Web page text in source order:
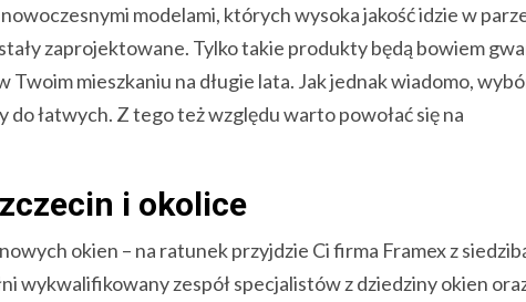
modelami, których wysoka jakość idzie w
zaprojektowane. Tylko takie produkty będą bowiem
mieszkaniu na długie lata. Jak jednak wiadomo,
łatwych. Z tego też względu warto powołać się na
i okolice
okien – na ratunek przyjdzie Ci firma Framex z
wykwalifikowany zespół specjalistów z dziedziny okien